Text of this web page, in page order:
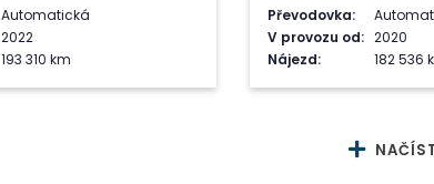
Automatická
2022
193 310 km
Převodovka:
V provozu od: 2020
Nájezd:
182 536